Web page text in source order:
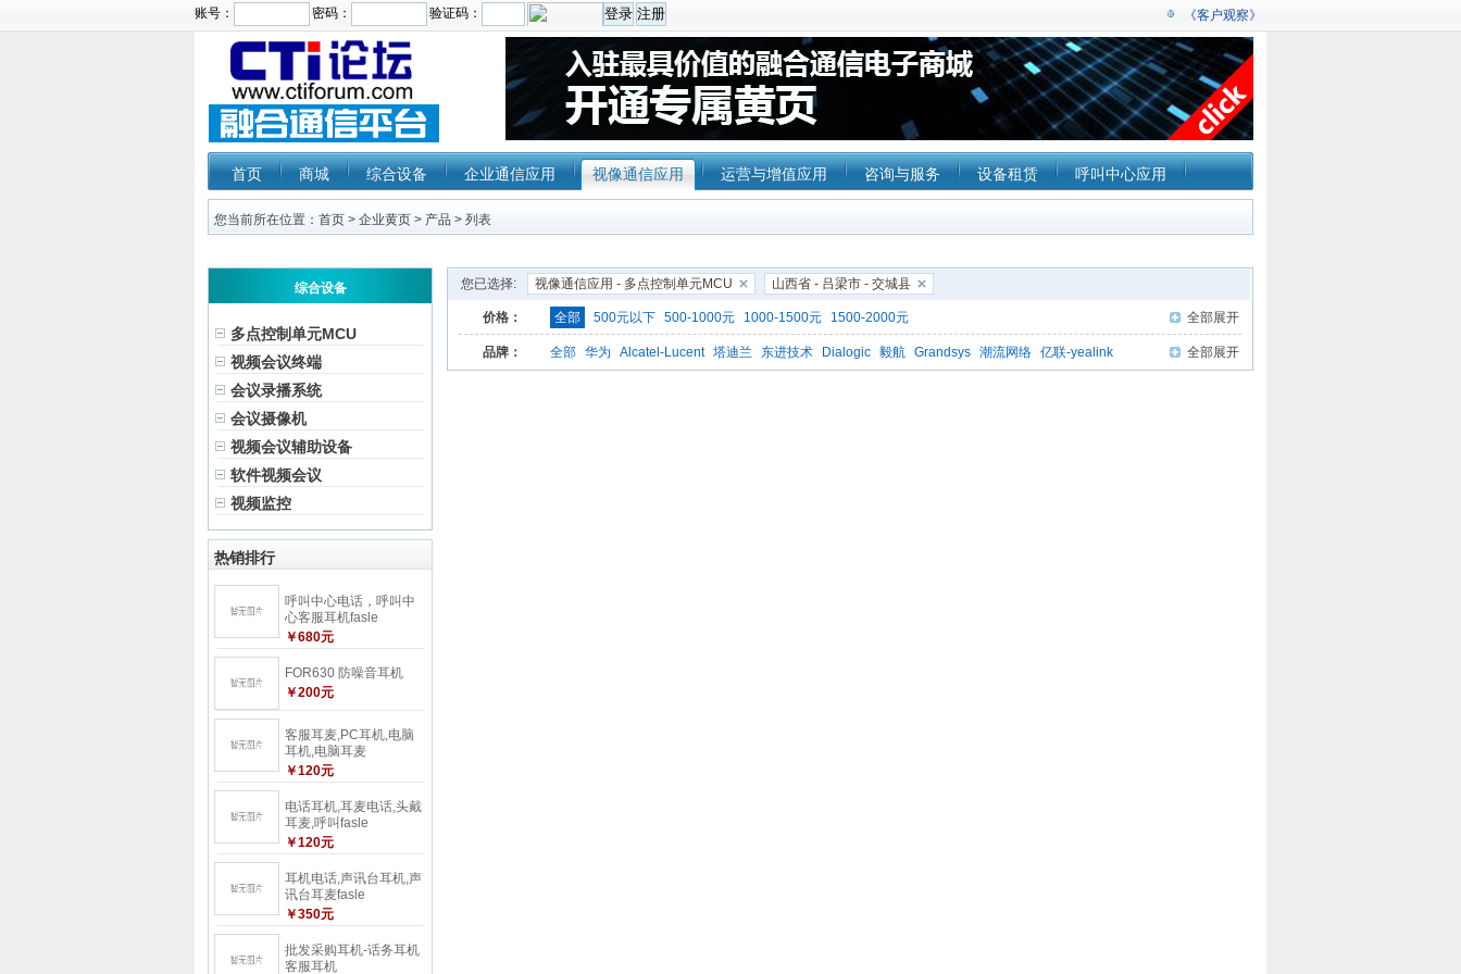
《客户观察》
首页 商城 综合设备 企业通信应用 视像通信应用 运营与增值应用 咨询与服务 设备租赁 呼叫中心应用
您当前所在位置： 首页 > 企业黄页 > 产品 > 列表
综合设备
多点控制单元MCU
视频会议终端
会议录播系统
会议摄像机
视频会议辅助设备
软件视频会议
视频监控
热销排行
呼叫中心电话，呼叫中
心客服耳机fasle
￥680元
FOR630 防噪音耳机
￥200元
客服耳麦,PC耳机,电脑
耳机,电脑耳麦
￥120元
电话耳机,耳麦电话,头戴
耳麦,呼叫fasle
￥120元
耳机电话,声讯台耳机,声
讯台耳麦fasle
￥350元
批发采购耳机-话务耳机
客服耳机
您已选择: 视像通信应用 - 多点控制单元MCU 山西省 - 吕梁市 - 交城县
价格： 全部展开
全部 500元以下 500-1000元 1000-1500元 1500-2000元
品牌： 全部展开
全部 华为 Alcatel-Lucent 塔迪兰 东进技术 Dialogic 毅航 Grandsys 潮流网络 亿联-yealink